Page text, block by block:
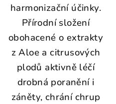
harmonizační účinky.
Přírodní složení
obohacené o extrakty
z Aloe a citrusových
plodů aktivně léčí
drobná poranění i
záněty, chrání chrup